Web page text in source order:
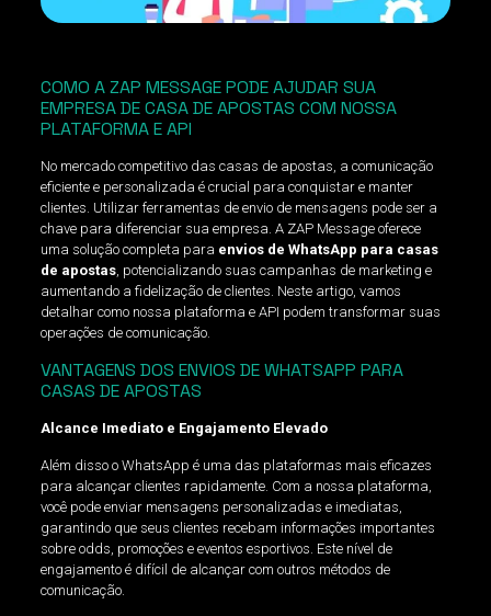
COMO A ZAP MESSAGE PODE AJUDAR SUA
EMPRESA DE CASA DE APOSTAS COM NOSSA
PLATAFORMA E API
No mercado competitivo das casas de apostas, a comunicação
eficiente e personalizada é crucial para conquistar e manter
clientes. Utilizar ferramentas de envio de mensagens pode ser a
chave para diferenciar sua empresa. A ZAP Message oferece
uma solução completa para envios de WhatsApp para casas
de apostas, potencializando suas campanhas de marketing e
aumentando a fidelização de clientes. Neste artigo, vamos
detalhar como nossa plataforma e API podem transformar suas
operações de comunicação.
VANTAGENS DOS ENVIOS DE WHATSAPP PARA
CASAS DE APOSTAS
Alcance Imediato e Engajamento Elevado
Além disso o WhatsApp é uma das plataformas mais eficazes
para alcançar clientes rapidamente. Com a nossa plataforma,
você pode enviar mensagens personalizadas e imediatas,
garantindo que seus clientes recebam informações importantes
sobre odds, promoções e eventos esportivos. Este nível de
engajamento é difícil de alcançar com outros métodos de
comunicação.